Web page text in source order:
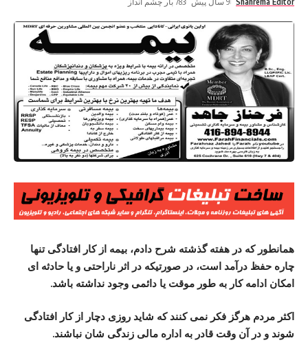
همانطور که در هفته گذشته شرح دادم، بیمه از کار افتادگی تنها
چاره حفظ درآمد است، در صورتیکه در اثر ناراحتی و یا حادثه ای
امکان ادامه کار به طور موقت یا دائمی وجود نداشته باشد.
اکثر مردم هرگز فکر نمی کنند که شاید روزی دچار از کار افتادگی
شوند و در آن وقت قادر به اداره مالی زندگی شان نباشند.